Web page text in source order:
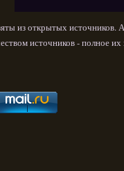
из открытых
источников - полное